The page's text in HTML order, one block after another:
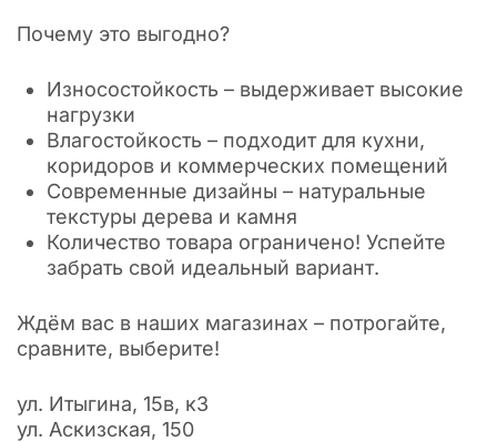
Почему это выгодно?
Износостойкость – выдерживает высокие
нагрузки
Влагостойкость – подходит для кухни,
коридоров и коммерческих помещений
Современные дизайны – натуральные
текстуры дерева и камня
Количество товара ограничено! Успейте
забрать свой идеальный вариант.
Ждём вас в наших магазинах – потрогайте,
сравните, выберите!
ул. Итыгина, 15в, к3
ул. Аскизская, 150